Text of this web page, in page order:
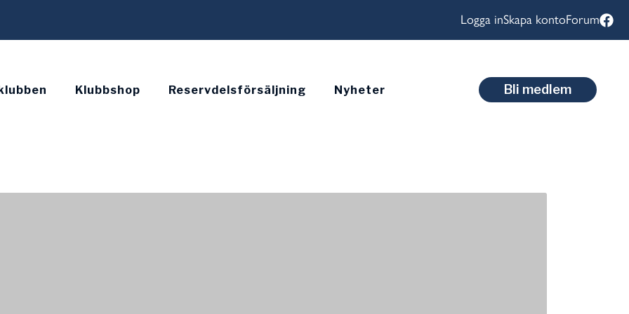
Logga inSkapa kontoForum
Klubbshop Reservdelsförsäljning Nyheter Bli medlem